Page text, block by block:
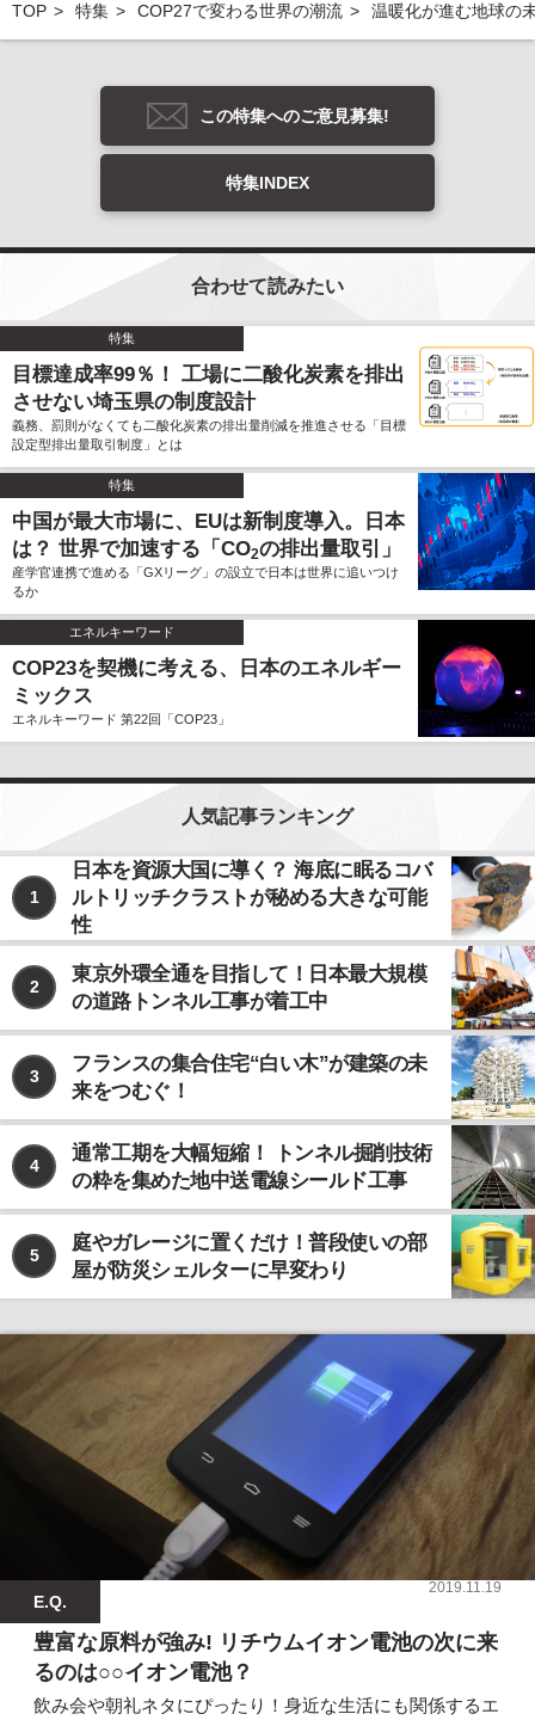
TOP 特集 COP27で変わる世界の潮流 温暖化が進む地球の
この特集へのご意見募集!
特集INDEX
合わせて読みたい
特集
目標達成率99％！ 工場に二酸化炭素を排出
させない埼玉県の制度設計
義務、罰則がなくても二酸化炭素の排出量削減を推進させる「目標
設定型排出量取引制度」とは
特集
中国が最大市場に、EUは新制度導入。日本
は？ 世界で加速する「CO2の排出量取引」
産学官連携で進める「GXリーグ」の設立で日本は世界に追いつけ
るか
エネルキーワード
COP23を契機に考える、日本のエネルギー
ミックス
エネルキーワード 第22回「COP23」
人気記事ランキング
1
日本を資源大国に導く？ 海底に眠るコバ
ルトリッチクラストが秘める大きな可能
性
2
東京外環全通を目指して！日本最大規模
の道路トンネル工事が着工中
3
フランスの集合住宅“白い木”が建築の未
来をつむぐ！
4
通常工期を大幅短縮！ トンネル掘削技術
の粋を集めた地中送電線シールド工事
5
庭やガレージに置くだけ！普段使いの部
屋が防災シェルターに早変わり
E.Q.
2019.11.19
豊富な原料が強み! リチウムイオン電池の次に来
るのは○○イオン電池？
飲み会や朝礼ネタにぴったり！身近な生活にも関係するエ